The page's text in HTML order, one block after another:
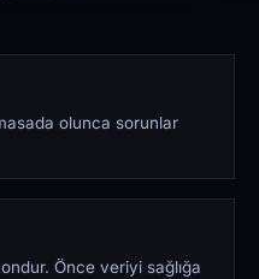
olunca sorunlar
Önce veriyi sağlığa